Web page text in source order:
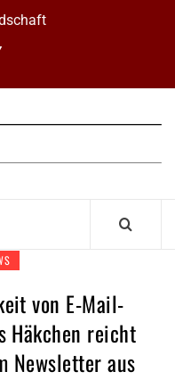
von E-Mail-
Häkchen reicht
Newsletter aus